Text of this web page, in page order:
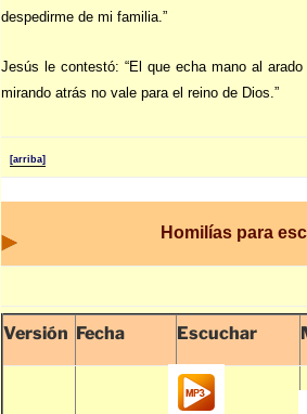
despedirme de mi familia.”
Jesús le contestó: “El que echa mano al
mirando atrás no vale para el reino de Dios.”
[arriba]
Homilías para
Versión Fecha Escuchar